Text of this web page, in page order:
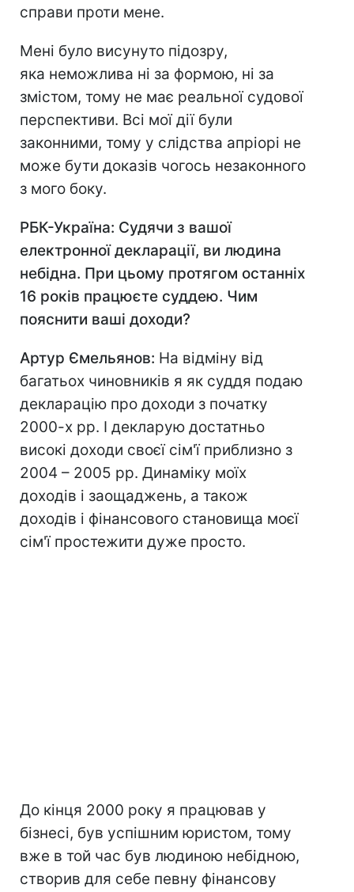
справи проти мене.
Мені було висунуто підозру,
яка неможлива ні за формою, ні за
змістом, тому не має реальної судової
перспективи. Всі мої дії були
законними, тому у слідства апріорі не
може бути доказів чогось незаконного
з мого боку.
РБК-Україна: Судячи з вашої
електронної декларації, ви людина
небідна. При цьому протягом останніх
16 років працюєте суддею. Чим
пояснити ваші доходи?
Артур Ємельянов: На відміну від
багатьох чиновників я як суддя подаю
декларацію про доходи з початку
2000-х рр. І декларую достатньо
високі доходи своєї сім'ї приблизно з
2004 – 2005 рр. Динаміку моїх
доходів і заощаджень, а також
доходів і фінансового становища моєї
сім'ї простежити дуже просто.
До кінця 2000 року я працював у
бізнесі, був успішним юристом, тому
вже в той час був людиною небідною,
створив для себе певну фінансову